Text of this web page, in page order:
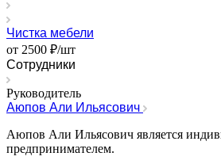
Чистка мебели
от 2500 ₽/шт
Сотрудники
Руководитель
Аюпов Али Ильясович
Аюпов Али Ильясович является
предпринимателем.